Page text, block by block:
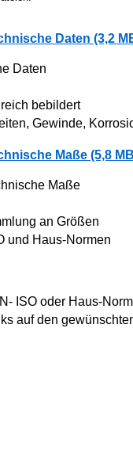
Daten (3,2
Daten
bebildert
Gewinde,
Maße (5,8
Maße
an Größen
und Haus-Normen
ISO oder Haus-
auf den